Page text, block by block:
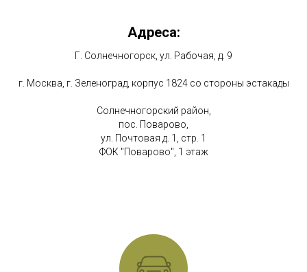
Адреса:
Г. Солнечногорск, ул. Рабочая, д. 9
г. Москва, г. Зеленоград, корпус 1824 со стороны эстакады
Солнечногорский район,
пос. Поварово,
ул. Почтовая д. 1, стр. 1
ФОК "Поварово", 1 этаж